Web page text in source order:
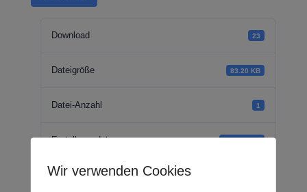
Download 23
Dateigröße 83.20 KB
Datei-Anzahl 1
Erstellungsdatum 01.09.2018
Zuletzt aktualisiert
Wir verwenden Cookies